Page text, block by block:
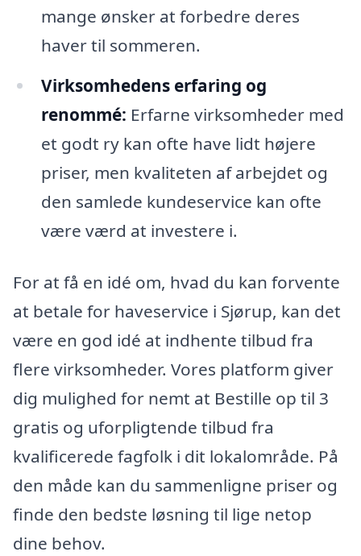
mange ønsker at forbedre deres
haver til sommeren.
Virksomhedens erfaring og
renommé: Erfarne virksomheder med
et godt ry kan ofte have lidt højere
priser, men kvaliteten af arbejdet og
den samlede kundeservice kan ofte
være værd at investere i.
For at få en idé om, hvad du kan forvente
at betale for haveservice i Sjørup, kan det
være en god idé at indhente tilbud fra
flere virksomheder. Vores platform giver
dig mulighed for nemt at Bestille op til 3
gratis og uforpligtende tilbud fra
kvalificerede fagfolk i dit lokalområde. På
den måde kan du sammenligne priser og
finde den bedste løsning til lige netop
dine behov.